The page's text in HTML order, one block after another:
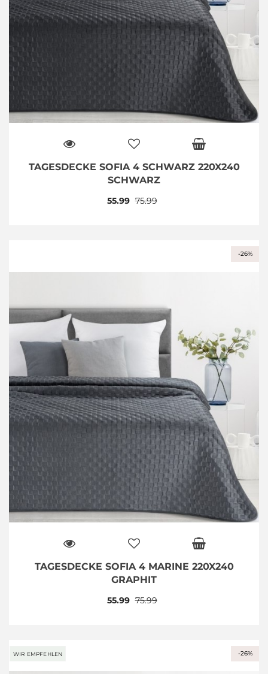
TAGESDECKE SOFIA 4 SCHWARZ 220X240
SCHWARZ
75.99
55.99
TAGESDECKE SOFIA 4 MARINE 220X240
GRAPHIT
75.99
-26%
55.99
WIR EMPFEHLEN -26%